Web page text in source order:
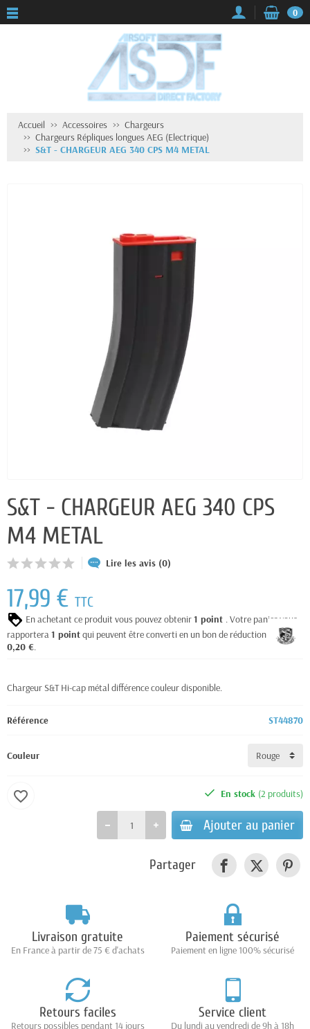
0
Accueil Accessoires
Chargeurs
Chargeurs Répliques longues AEG (Electrique)
S&T - CHARGEUR AEG 340 CPS M4 METAL
S&T - CHARGEUR AEG 340 CPS
M4 METAL
Lire les avis (0)
17,99 € TTC
En achetant ce produit vous pouvez obtenir1 point . Votre panier vous
rapportera1 pointqui peuvent être converti en un bon de réduction de
0,20 €.
Chargeur S&T Hi-cap métal différence couleur disponible.
Référence ST44870
Couleur
En stock (2 produits)
Ajouter au panier
favorite_border
Partager
Livraison gratuite
En France à partir de 75 € d'achats
Paiement sécurisé
Paiement en ligne 100% sécurisé
Retours faciles
Retours possibles pendant 14 jours
Service client
Du lundi au vendredi de 9h à 18h